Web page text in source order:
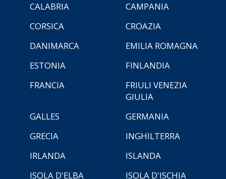
CALABRIA
CAMPANIA
CORSICA
CROAZIA
DANIMARCA
EMILIA ROMAGNA
ESTONIA
FINLANDIA
FRANCIA
FRIULI VENEZIA
GIULIA
GALLES
GERMANIA
GRECIA
INGHILTERRA
IRLANDA
ISLANDA
ISOLA D'ELBA
ISOLA D'ISCHIA